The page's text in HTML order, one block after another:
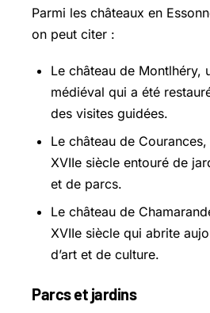
Parmi les châteaux en
on peut citer :
Le château de Montlhéry,
médiéval qui a été
des visites guidées.
Le château de
XVIIe siècle entouré de
et de parcs.
Le château de
XVIIe siècle qui abrite
d’art et de culture.
Parcs et jardins